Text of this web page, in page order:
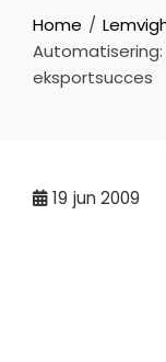
Home
eksportsucces
19 jun 2009